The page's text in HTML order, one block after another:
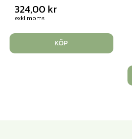
324,00 kr
exkl moms
KÖP